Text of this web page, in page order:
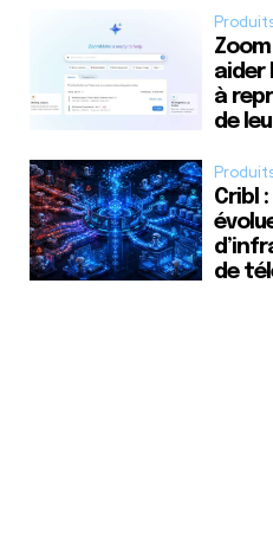
aider
à
de
Cribl
de